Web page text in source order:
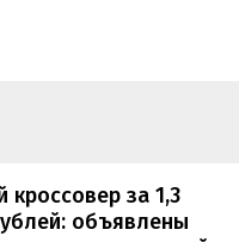
кроссовер за 1,3
объявлены